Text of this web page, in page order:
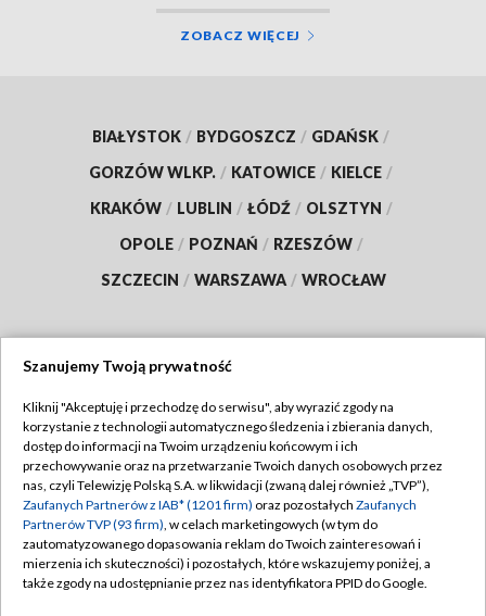
ZOBACZ WIĘCEJ
BIAŁYSTOK / BYDGOSZCZ / GDAŃSK /
GORZÓW WLKP. / KATOWICE / KIELCE /
KRAKÓW / LUBLIN / ŁÓDŹ / OLSZTYN /
OPOLE / POZNAŃ / RZESZÓW /
SZCZECIN / WARSZAWA / WROCŁAW
TVP
Abonament TVP
Emisja w TVP
Centrum informacji TVP
Naziemna Telewizja Cyfrowa
Regulamin TVP
Polityka prywatności
Moje zgody
Pomoc
Szanujemy Twoją prywatność
Kliknij "Akceptuję i przechodzę do serwisu", aby wyrazić zgody na
korzystanie z technologii automatycznego śledzenia i zbierania danych,
dostęp do informacji na Twoim urządzeniu końcowym i ich
przechowywanie oraz na przetwarzanie Twoich danych osobowych przez
nas, czyli Telewizję Polską S.A. w likwidacji (zwaną dalej również „TVP”),
Zaufanych Partnerów z IAB* (1201 firm) oraz pozostałych Zaufanych
Partnerów TVP (93 firm), w celach marketingowych (w tym do
zautomatyzowanego dopasowania reklam do Twoich zainteresowań i
mierzenia ich skuteczności) i pozostałych, które wskazujemy poniżej, a
także zgody na udostępnianie przez nas identyfikatora PPID do Google.